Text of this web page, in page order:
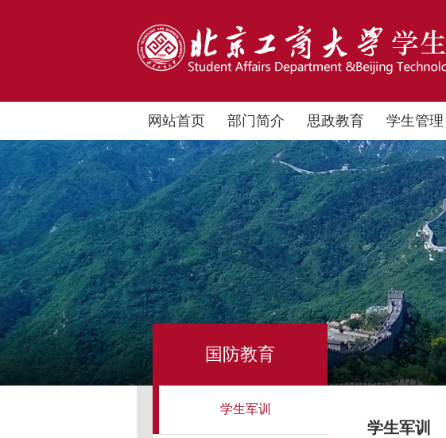
网站首页 部门简介 思政教育 学生管理
国防教育
学生军训
学生军训